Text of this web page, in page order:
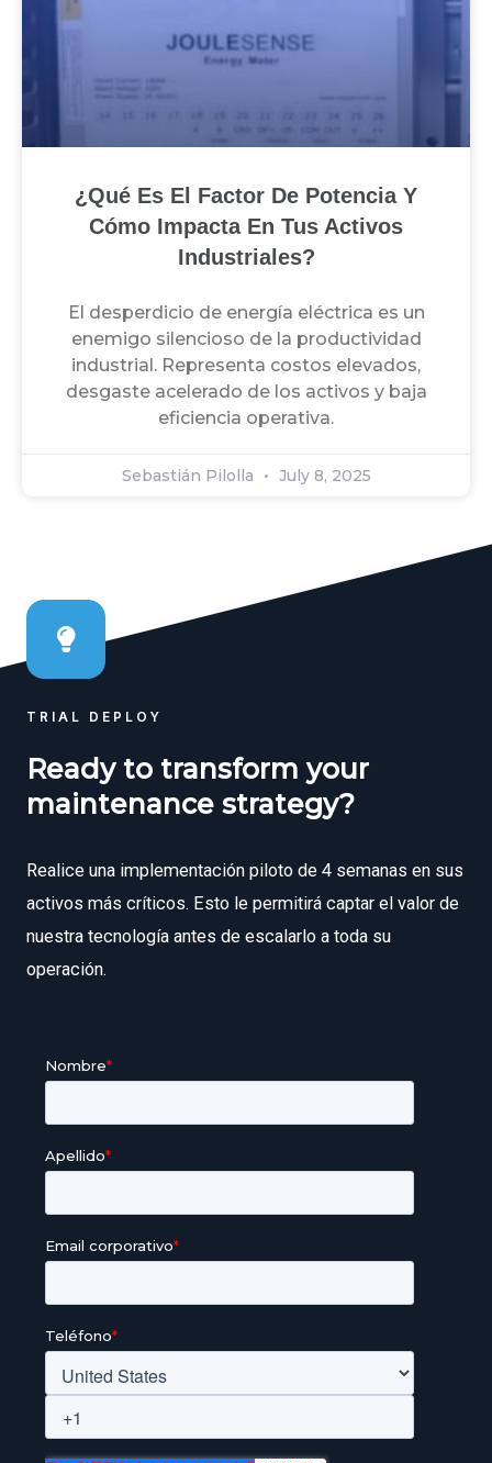
¿Qué Es El Factor De Potencia Y
Cómo Impacta En Tus Activos
Industriales?
El desperdicio de energía eléctrica es un
enemigo silencioso de la productividad
industrial. Representa costos elevados,
desgaste acelerado de los activos y baja
eficiencia operativa.
Sebastián Pilolla July 8, 2025
TRIAL DEPLOY
Ready to transform your
maintenance strategy?
Realice una implementación piloto de 4 semanas en sus
activos más críticos. Esto le permitirá captar el valor de
nuestra tecnología antes de escalarlo a toda su
operación.